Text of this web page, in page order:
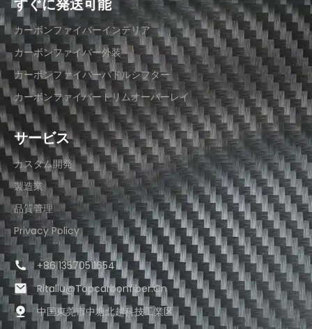
すぐに発送可能
カーボンファイバーインテリア
カーボンファイバー外装
カーボンファイバーパドルシフター
カーボンファイバートリムオーバーレイ
サービス
カスタム開発
製造業
品質管理
Privacy Policy
+86 13570511654
Ritaliu@topcarbonfiber.cn
中国東莞市中塘北越科技工業区